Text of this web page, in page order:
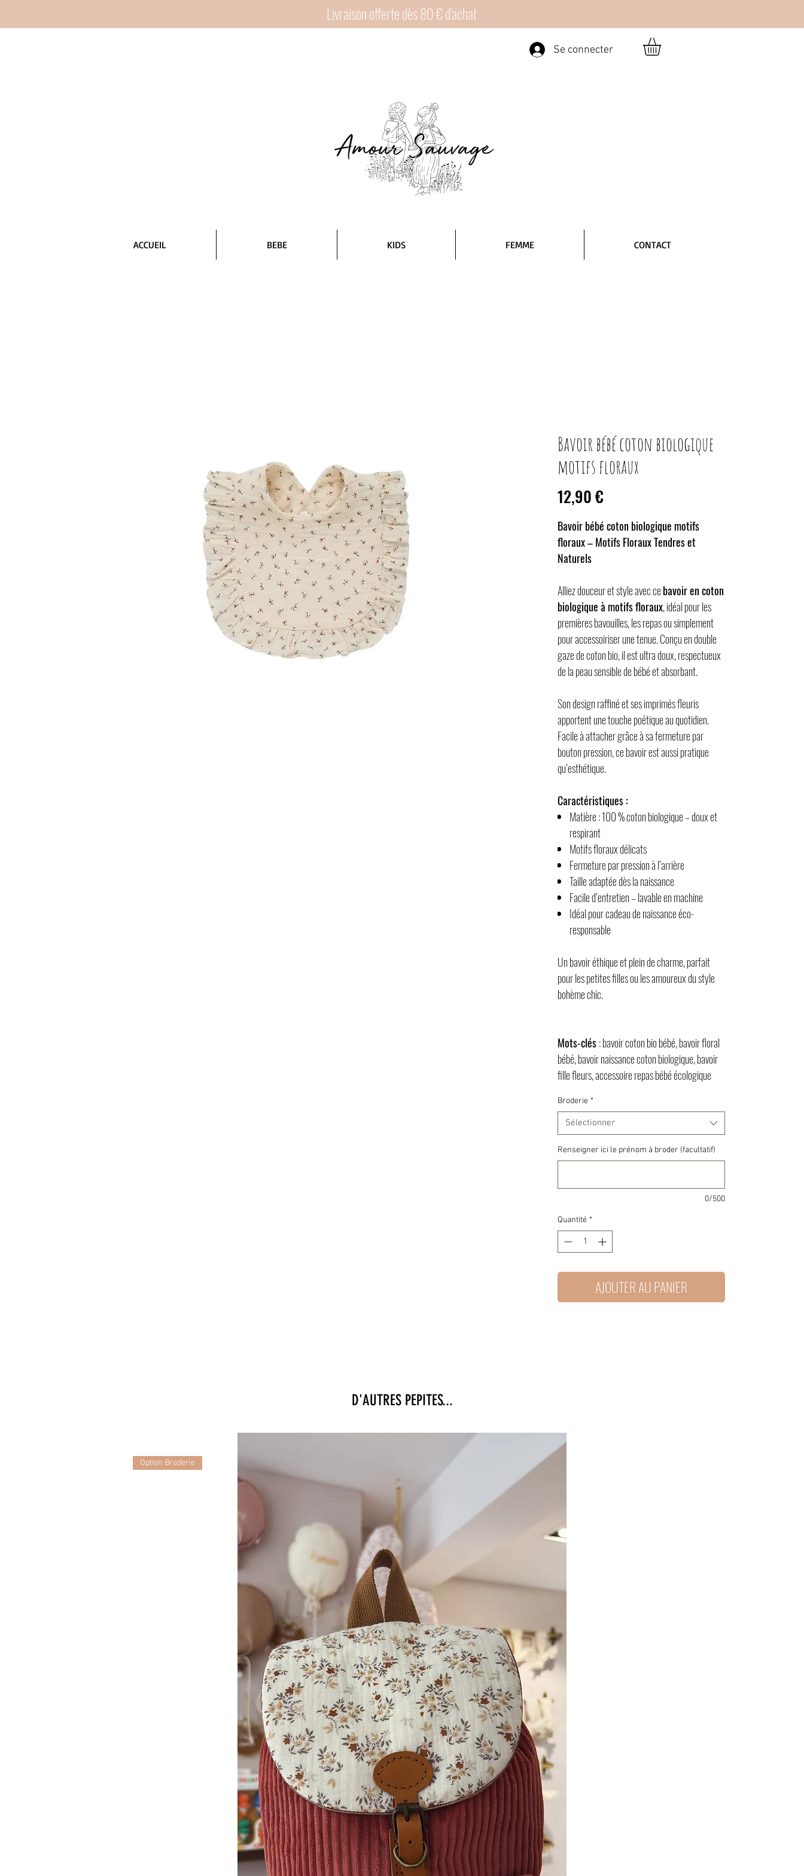
Se connecter
Livraison offerte dès 80 € d'achat
ACCUEIL BEBE KIDS FEMME CONTACT
Bavoir bébé coton biologique
motifs floraux
12,90 €
Bavoir bébé coton biologique motifs
floraux – Motifs Floraux Tendres et
Naturels
Alliez douceur et style avec cebavoir en coton
biologique à motifs floraux, idéal pour les
premières bavouilles, les repas ou simplement
pour accessoiriser une tenue. Conçu en double
gaze de coton bio, il est ultra doux, respectueux
de la peau sensible de bébé et absorbant.
Son design raffiné et ses imprimés fleuris
apportent une touche poétique au quotidien.
Facile à attacher grâce à sa fermeture par
bouton pression, ce bavoir est aussi pratique
qu’esthétique.
Caractéristiques :
Matière : 100 % coton biologique – doux et
respirant
Motifs floraux délicats
Fermeture par pression à l’arrière
Taille adaptée dès la naissance
Facile d’entretien – lavable en machine
Idéal pour cadeau de naissance éco-
responsable
Un bavoir éthique et plein de charme, parfait
pour les petites filles ou les amoureux du style
bohème chic.
Mots-clés: bavoir coton bio bébé, bavoir floral
bébé, bavoir naissance coton biologique, bavoir
fille fleurs, accessoire repas bébé écologique
Broderie *
Sélectionner
Renseigner ici le prénom à broder (facultatif)
0/500
Quantité *
AJOUTER AU PANIER
D'AUTRES PEPITES...
Option Broderie